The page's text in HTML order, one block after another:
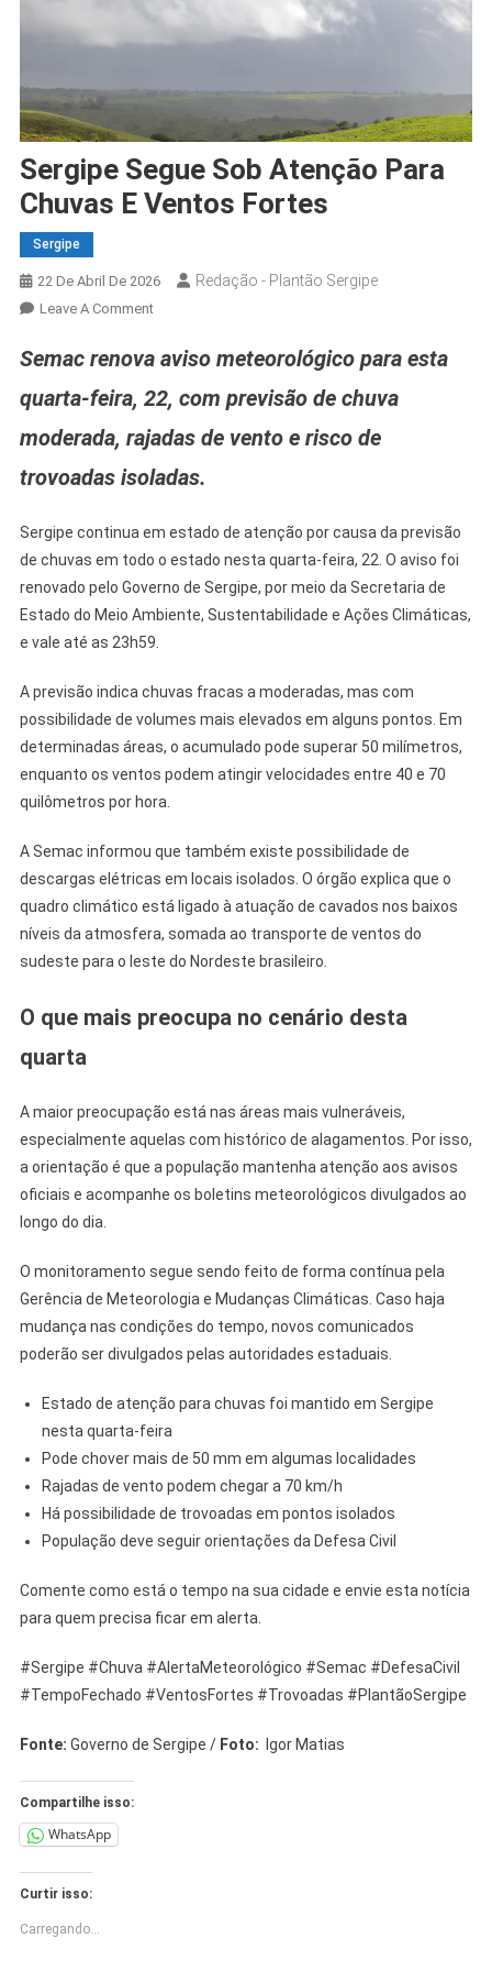
Sergipe Segue Sob Atenção Para
Chuvas E Ventos Fortes
Sergipe
22 De Abril De 2026 Redação - Plantão Sergipe
Leave A CommentOn
Segue
Atenção
Para
E
Fortes
Semac renova aviso meteorológico para esta
quarta-feira, 22, com previsão de chuva
moderada, rajadas de vento e risco de
trovoadas isoladas.
Sergipe continua em estado de atenção por causa da previsão
de chuvas em todo o estado nesta quarta-feira, 22. O aviso foi
renovado pelo Governo de Sergipe, por meio da Secretaria de
Estado do Meio Ambiente, Sustentabilidade e Ações Climáticas,
e vale até as 23h59.
A previsão indica chuvas fracas a moderadas, mas com
possibilidade de volumes mais elevados em alguns pontos. Em
determinadas áreas, o acumulado pode superar 50 milímetros,
enquanto os ventos podem atingir velocidades entre 40 e 70
quilômetros por hora.
A Semac informou que também existe possibilidade de
descargas elétricas em locais isolados. O órgão explica que o
quadro climático está ligado à atuação de cavados nos baixos
níveis da atmosfera, somada ao transporte de ventos do
sudeste para o leste do Nordeste brasileiro.
O que mais preocupa no cenário desta
quarta
A maior preocupação está nas áreas mais vulneráveis,
especialmente aquelas com histórico de alagamentos. Por isso,
a orientação é que a população mantenha atenção aos avisos
oficiais e acompanhe os boletins meteorológicos divulgados ao
longo do dia.
O monitoramento segue sendo feito de forma contínua pela
Gerência de Meteorologia e Mudanças Climáticas. Caso haja
mudança nas condições do tempo, novos comunicados
poderão ser divulgados pelas autoridades estaduais.
Estado de atenção para chuvas foi mantido em Sergipe
nesta quarta-feira
Pode chover mais de 50 mm em algumas localidades
Rajadas de vento podem chegar a 70 km/h
Há possibilidade de trovoadas em pontos isolados
População deve seguir orientações da Defesa Civil
Comente como está o tempo na sua cidade e envie esta notícia
para quem precisa ficar em alerta.
#Sergipe #Chuva #AlertaMeteorológico #Semac #DefesaCivil
#TempoFechado #VentosFortes #Trovoadas #PlantãoSergipe
Fonte: Governo de Sergipe / Foto: Igor Matias
Compartilhe isso:
WhatsApp
Curtir isso:
Carregando...